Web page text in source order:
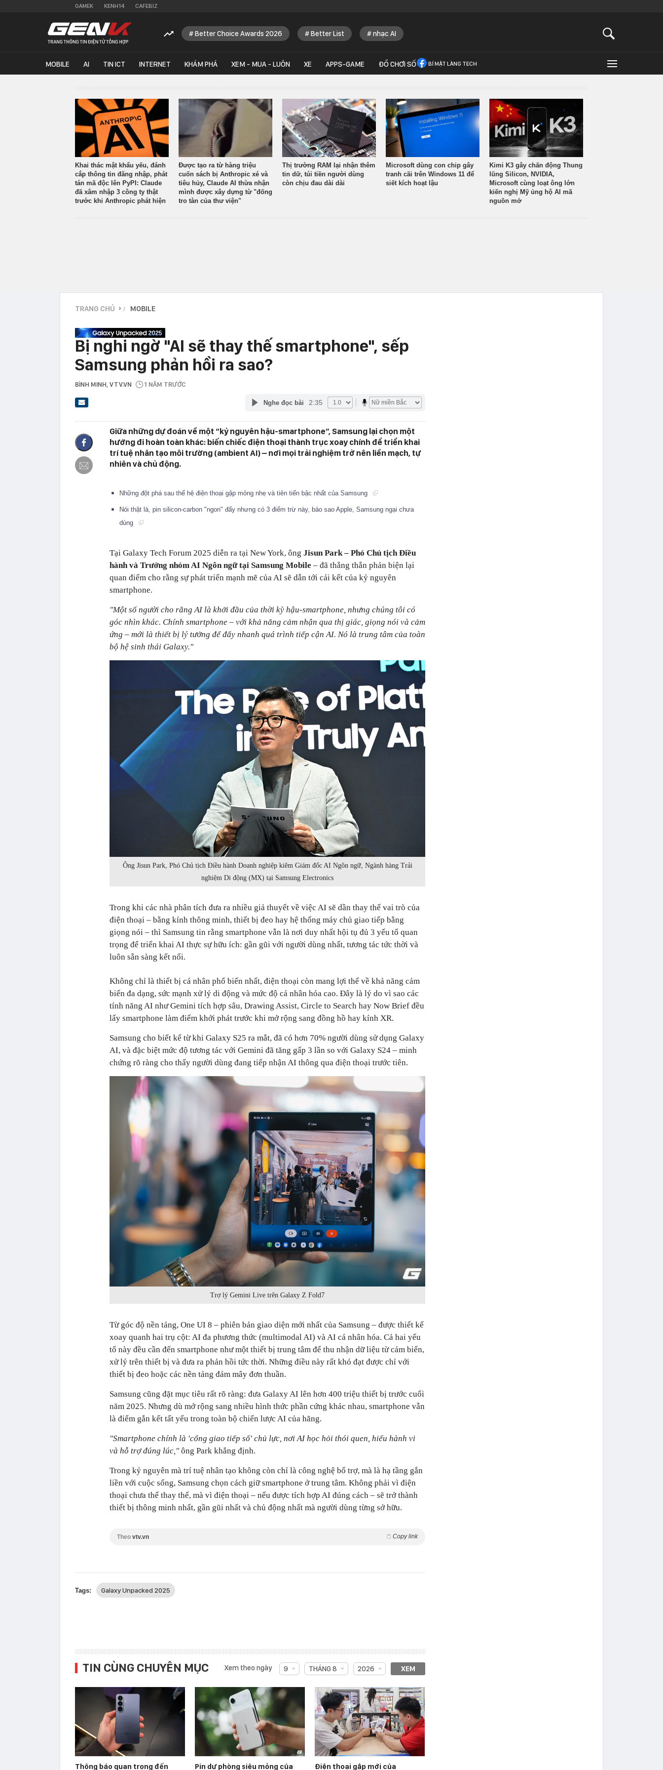
GAMEK KENH14 CAFEBIZ
Better Choice Awards 2026 Better List nhạc AI
MOBILE AI TIN ICT INTERNET KHÁM PHÁ XEM - MUA - LUÔN XE APPS-GAME ĐỒ CHƠI SỐ BÍ MẬT LÀNG TECH
Khai thác mật khẩu yếu, đánh
cắp thông tin đăng nhập, phát
tán mã độc lên PyPI: Claude
đã xâm nhập 3 công ty thật
trước khi Anthropic phát hiện
Được tạo ra từ hàng triệu
cuốn sách bị Anthropic xé và
tiêu hủy, Claude AI thừa nhận
mình được xây dựng từ "đống
tro tàn của thư viện"
Thị trường RAM lại nhận thêm
tin dữ, túi tiền người dùng
còn chịu đau dài dài
Microsoft dùng con chip gây
tranh cãi trên Windows 11 để
siết kích hoạt lậu
Kimi K3 gây chấn động Thung
lũng Silicon, NVIDIA,
Microsoft cùng loạt ông lớn
kiến nghị Mỹ ủng hộ AI mã
nguồn mở
TRANG CHỦ › MOBILE
Bị nghi ngờ "AI sẽ thay thế smartphone", sếp
Samsung phản hồi ra sao?
BÌNH MINH , VTV.VN 1 NĂM TRƯỚC
Nghe đọc bài 2:35
Giữa những dự đoán về một “kỷ nguyên hậu-smartphone”, Samsung lại chọn một
hướng đi hoàn toàn khác: biến chiếc điện thoại thành trục xoay chính để triển khai
trí tuệ nhân tạo môi trường (ambient AI) – nơi mọi trải nghiệm trở nên liền mạch, tự
nhiên và chủ động.
Những đột phá sau thế hệ điện thoại gập mỏng nhẹ và tiên tiến bậc nhất của Samsung
Nói thật là, pin silicon-carbon "ngon" đấy nhưng có 3 điểm trừ này, bảo sao Apple, Samsung ngại chưa
dùng
Tại Galaxy Tech Forum 2025 diễn ra tại New York, ông Jisun Park – Phó Chủ tịch Điều
hành và Trưởng nhóm AI Ngôn ngữ tại Samsung Mobile – đã thẳng thắn phản biện lại
quan điểm cho rằng sự phát triển mạnh mẽ của AI sẽ dẫn tới cái kết của kỷ nguyên
smartphone.
"Một số người cho rằng AI là khởi đầu của thời kỳ hậu-smartphone, nhưng chúng tôi có
góc nhìn khác. Chính smartphone – với khả năng cảm nhận qua thị giác, giọng nói và cảm
ứng – mới là thiết bị lý tưởng để đẩy nhanh quá trình tiếp cận AI. Nó là trung tâm của toàn
bộ hệ sinh thái Galaxy."
Ông Jisun Park, Phó Chủ tịch Điều hành Doanh nghiệp kiêm Giám đốc AI Ngôn ngữ, Ngành hàng Trải
nghiệm Di động (MX) tại Samsung Electronics
Trong khi các nhà phân tích đưa ra nhiều giả thuyết về việc AI sẽ dần thay thế vai trò của
điện thoại – bằng kính thông minh, thiết bị đeo hay hệ thống máy chủ giao tiếp bằng
giọng nói – thì Samsung tin rằng smartphone vẫn là nơi duy nhất hội tụ đủ 3 yếu tố quan
trọng để triển khai AI thực sự hữu ích: gần gũi với người dùng nhất, tương tác tức thời và
luôn sẵn sàng kết nối.
Không chỉ là thiết bị cá nhân phổ biến nhất, điện thoại còn mang lợi thế về khả năng cảm
biến đa dạng, sức mạnh xử lý di động và mức độ cá nhân hóa cao. Đây là lý do vì sao các
tính năng AI như Gemini tích hợp sâu, Drawing Assist, Circle to Search hay Now Brief đều
lấy smartphone làm điểm khởi phát trước khi mở rộng sang đồng hồ hay kính XR.
Samsung cho biết kể từ khi Galaxy S25 ra mắt, đã có hơn 70% người dùng sử dụng Galaxy
AI, và đặc biệt mức độ tương tác với Gemini đã tăng gấp 3 lần so với Galaxy S24 – minh
chứng rõ ràng cho thấy người dùng đang tiếp nhận AI thông qua điện thoại trước tiên.
Trợ lý Gemini Live trên Galaxy Z Fold7
Từ góc độ nền tảng, One UI 8 – phiên bản giao diện mới nhất của Samsung – được thiết kế
xoay quanh hai trụ cột: AI đa phương thức (multimodal AI) và AI cá nhân hóa. Cả hai yếu
tố này đều cần đến smartphone như một thiết bị trung tâm để thu nhận dữ liệu từ cảm biến,
xử lý trên thiết bị và đưa ra phản hồi tức thời. Những điều này rất khó đạt được chỉ với
thiết bị đeo hoặc các nền tảng đám mây đơn thuần.
Samsung cũng đặt mục tiêu rất rõ ràng: đưa Galaxy AI lên hơn 400 triệu thiết bị trước cuối
năm 2025. Nhưng dù mở rộng sang nhiều hình thức phần cứng khác nhau, smartphone vẫn
là điểm gắn kết tất yếu trong toàn bộ chiến lược AI của hãng.
"Smartphone chính là 'cổng giao tiếp số' chủ lực, nơi AI học hỏi thói quen, hiểu hành vi
và hỗ trợ đúng lúc," ông Park khẳng định.
Trong kỷ nguyên mà trí tuệ nhân tạo không còn chỉ là công nghệ bổ trợ, mà là hạ tầng gắn
liền với cuộc sống, Samsung chọn cách giữ smartphone ở trung tâm. Không phải vì điện
thoại chưa thể thay thế, mà vì điện thoại – nếu được tích hợp AI đúng cách – sẽ trở thành
thiết bị thông minh nhất, gần gũi nhất và chủ động nhất mà người dùng từng sở hữu.
Theo vtv.vn Copy link
Tags: Galaxy Unpacked 2025
TIN CÙNG CHUYÊN MỤC Xem theo ngày 9 THÁNG 8 2026 XEM
Thông báo quan trọng đến Pin dự phòng siêu mỏng của Điện thoại gập mới của